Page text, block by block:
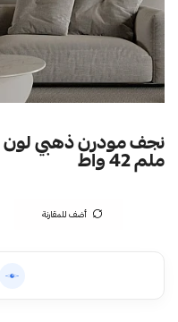
ملم 42 واط
أضف للمقارنة